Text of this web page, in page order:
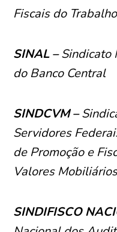
Fiscais do Trabalho
SINAL –Sindicato
do Banco Central
SINDCVM –
Servidores
de Promoção e
Valores
SINDIFISCO